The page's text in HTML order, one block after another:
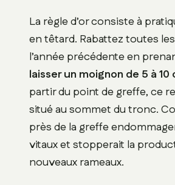
La règle d’or consiste à
en têtard. Rabattez toutes
l’année précédente en
laisser un moignon de 5 à
partir du point de greffe, ce
situé au sommet du tronc.
près de la greffe
vitaux et stopperait la
nouveaux rameaux.